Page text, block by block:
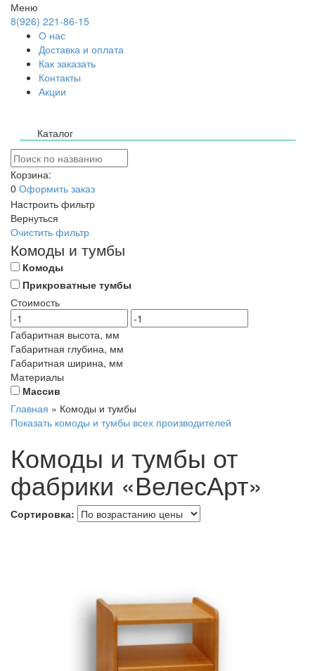
Меню
8(926) 221-86-15
О нас
Доставка и оплата
Как заказать
Контакты
Акции
Каталог
Корзина:
0 Оформить заказ
Настроить фильтр
Вернуться
Очистить фильтр
Комоды и тумбы
Комоды
Прикроватные тумбы
Стоимость
Габаритная высота, мм
Габаритная глубина, мм
Габаритная ширина, мм
Материалы
Массив
Главная » Комоды и тумбы
Показать комоды и тумбы всех производителей
Комоды и тумбы от
фабрики «ВелесАрт»
Сортировка: